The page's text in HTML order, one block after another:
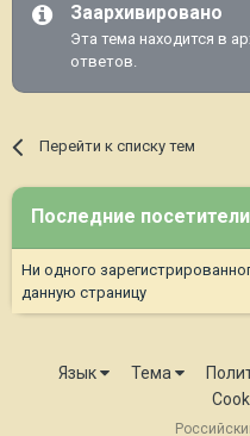
Заархивировано
Эта тема находится в
ответов.
Перейти к списку тем
Последние
Ни одного
данную страницу
Язык Тема